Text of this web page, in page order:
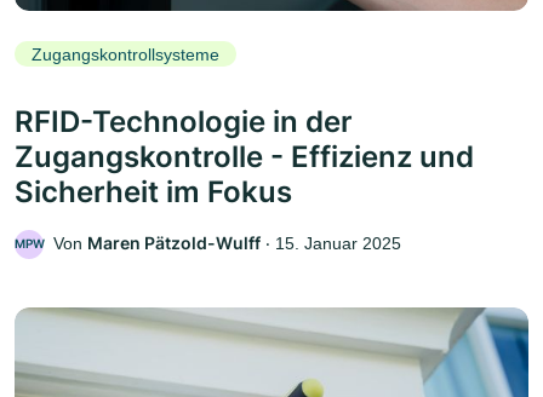
Zugangskontrollsysteme
RFID-Technologie in der
Zugangskontrolle - Effizienz und
Sicherheit im Fokus
MPW Von Maren Pätzold-Wulff ‧ 15. Januar 2025